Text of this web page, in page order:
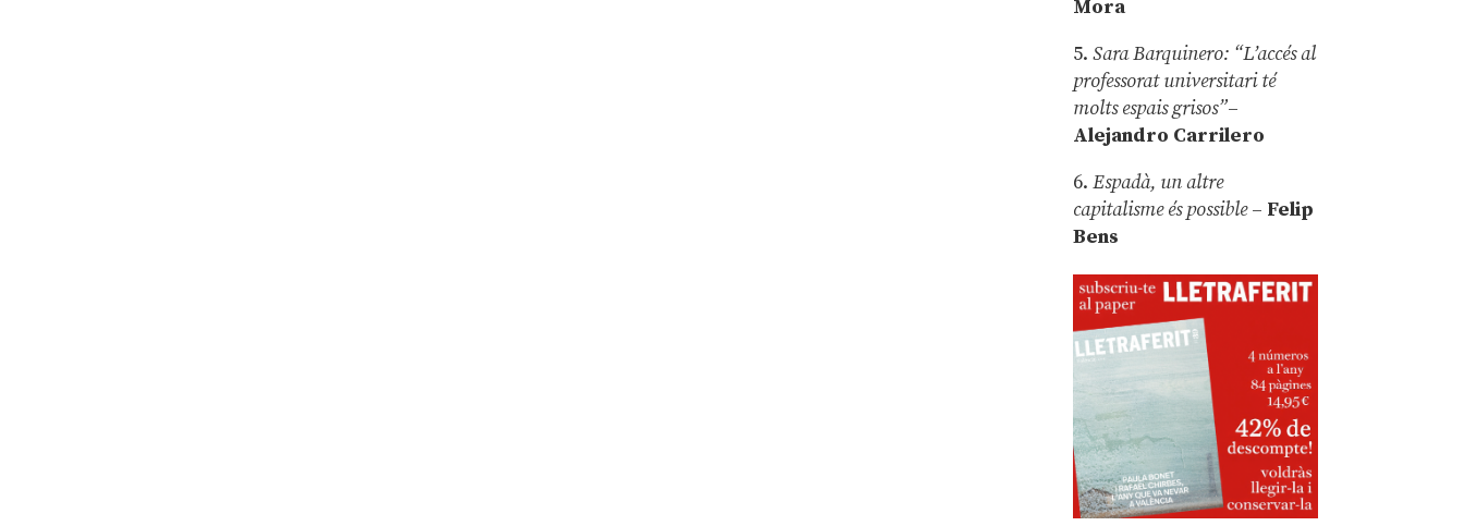
Mora
5.Sara Barquinero: “L’accés al
professorat universitari té
molts espais grisos”–
Alejandro Carrilero
6.Espadà, un altre
capitalisme és possible – Felip
Bens